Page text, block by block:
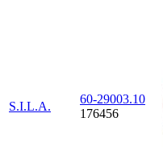
S.I.L.A.
60-29003.10
176456